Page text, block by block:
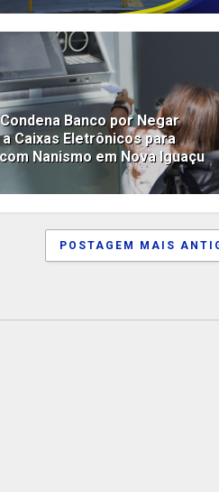
Banco por Negar
Caixas Eletrônicos para
Nanismo em Nova Iguaçu
POSTAGEM MAIS